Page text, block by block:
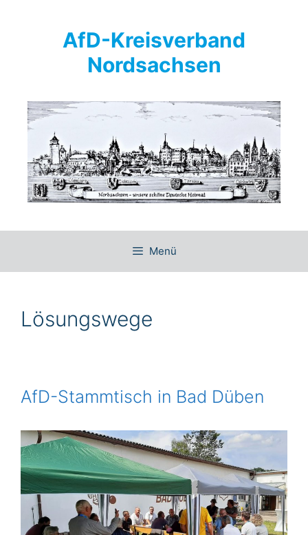
AfD-Kreisverband
Nordsachsen
Menü
Lösungswege
AfD-Stammtisch in Bad Düben